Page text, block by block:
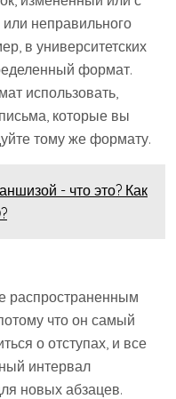
неправильного
в университетских
формат.
использовать,
которые вы
тому же формату.
- что это? Как
распространенным
что он самый
о отступах, и все
интервал
новых абзацев.